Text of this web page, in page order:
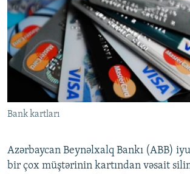
Bank kartları
Azərbaycan Beynəlxalq Bankı (ABB)
bir çox müştərinin kartından vəsait